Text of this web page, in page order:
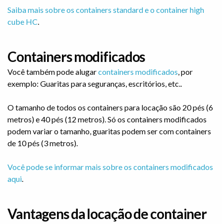
Saiba mais sobre os containers standard e o container high
cube HC.
Containers modificados
Você também pode alugarcontainers modificados, por
exemplo: Guaritas para seguranças, escritórios, etc..
O tamanho de todos os containers para locação são 20 pés (6
metros) e 40 pés (12 metros). Só os containers modificados
podem variar o tamanho, guaritas podem ser com containers
de 10 pés (3 metros).
Você pode se informar mais sobre os containers modificados
aqui.
Vantagens da locação de container